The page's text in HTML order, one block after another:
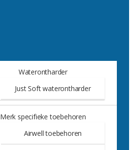
Waterontharder
Just Soft waterontharder
Merk specifieke toebehoren
Airwell toebehoren